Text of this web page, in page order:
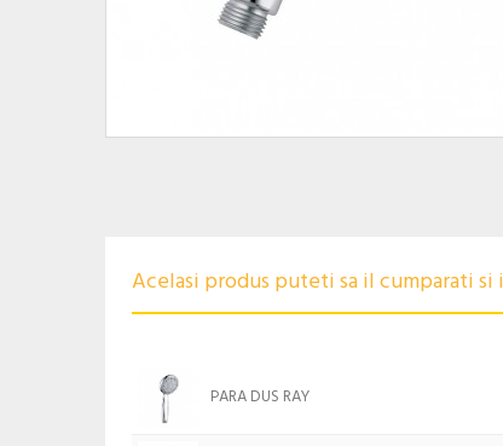
Acelasi produs puteti sa il cumparati
PARA DUS RAY